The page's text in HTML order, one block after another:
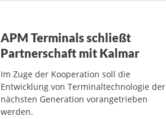
APM Terminals schließt
Partnerschaft mit Kalmar
Im Zuge der Kooperation soll die
Entwicklung von Terminaltechnologie der
nächsten Generation vorangetrieben
werden.